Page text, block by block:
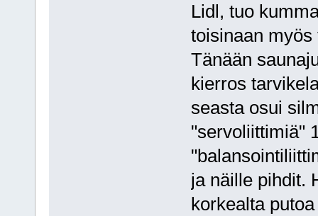
Lidl, tuo
toisinaan
Tänään
kierros
seasta osui
"servoliittimiä"
ja näille pihdit.
korkealta